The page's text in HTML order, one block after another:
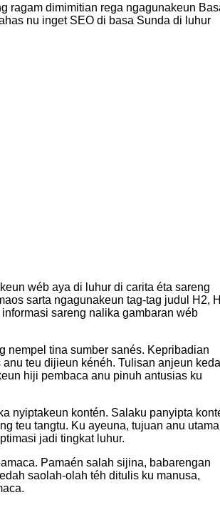
ragam dimimitian rega ngagunakeun
nu inget SEO di basa Sunda di luhur
wéb aya di luhur di carita éta sareng
sarta ngagunakeun tag-tag judul H2,
sareng nalika gambaran wéb
nempel tina sumber sanés. Kepribadian
teu dijieun kénéh. Tulisan anjeun
hiji pembaca anu pinuh antusias ku
nyiptakeun kontén. Salaku panyipta
teu tangtu. Ku ayeuna, tujuan anu utama
jadi tingkat luhur.
Pamaén salah sijina, babarengan
saolah-olah téh ditulis ku manusa,